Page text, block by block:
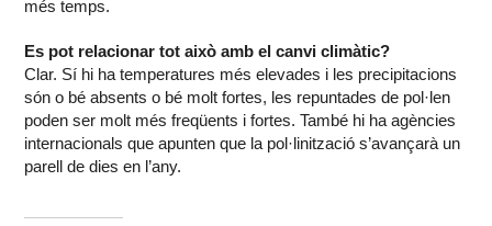
més temps.
Es pot relacionar tot això amb el canvi climàtic?
Clar. Sí hi ha temperatures més elevades i les precipitacions
són o bé absents o bé molt fortes, les repuntades de pol·len
poden ser molt més freqüents i fortes. També hi ha agències
internacionals que apunten que la pol·linització s’avançarà un
parell de dies en l’any.